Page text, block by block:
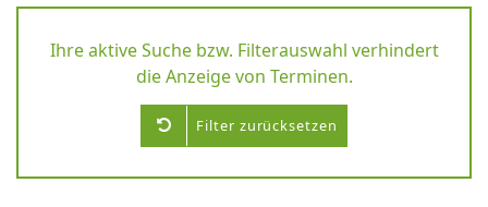
Ihre aktive Suche bzw. Filterauswahl verhindert
die Anzeige von Terminen.
Filter zurücksetzen